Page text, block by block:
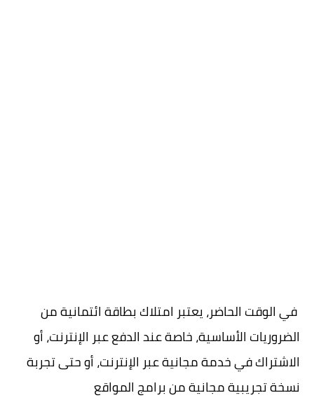
في الوقت الحاضر، يعتبر امتلاك بطاقة ائتمانية من
الضروريات الأساسية، خاصة عند الدفع عبر الإنترنت، أو
الاشتراك في خدمة مجانية عبر الإنترنت، أو حتى تجربة
نسخة تجريبية مجانية من برامج المواقع